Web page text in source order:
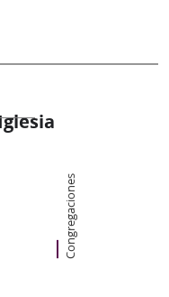
Congregaciones